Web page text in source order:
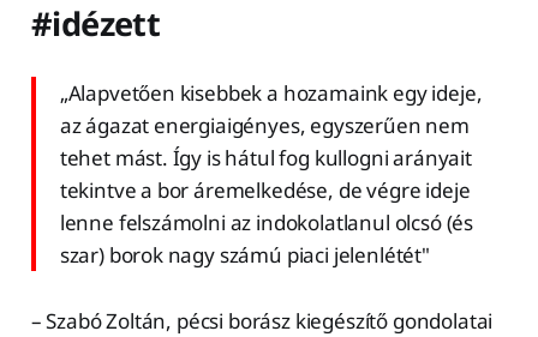
#idézett
„Alapvetően kisebbek a hozamaink egy ideje,
az ágazat energiaigényes, egyszerűen nem
tehet mást. Így is hátul fog kullogni arányait
tekintve a bor áremelkedése, de végre ideje
lenne felszámolni az indokolatlanul olcsó (és
szar) borok nagy számú piaci jelenlétét"
– Szabó Zoltán, pécsi borász kiegészítő gondolatai